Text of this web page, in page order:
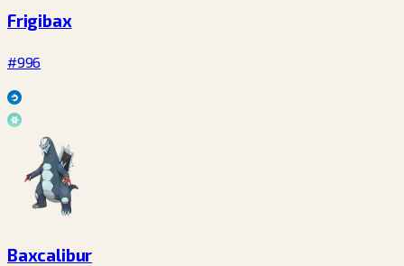
Frigibax
#996
Baxcalibur